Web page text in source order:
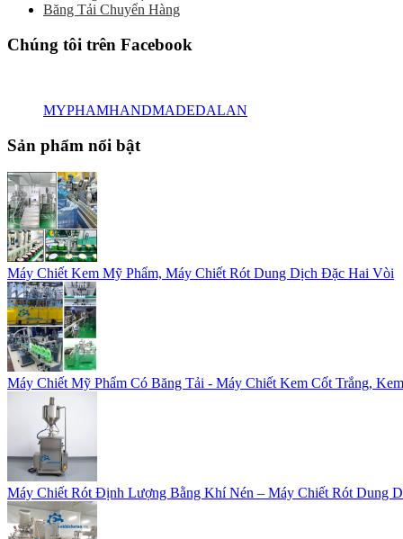
Băng Tải Chuyển Hàng
Chúng tôi trên Facebook
MYPHAMHANDMADEDALAN
Sản phẩm nổi bật
Máy Chiết Kem Mỹ Phẩm, Máy Chiết Rót Dung Dịch Đặc Hai Vòi
Máy Chiết Mỹ Phẩm Có Băng Tải - Máy Chiết Kem Cốt Trắng,
Máy Chiết Rót Định Lượng Bằng Khí Nén – Máy Chiết Rót Dung